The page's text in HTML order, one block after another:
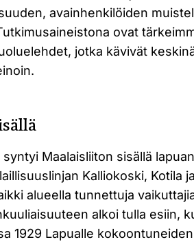
avainhenkilöiden
ovat
jotka kävivät
Maalaisliiton sisällä
Kalliokoski, Kotila
alueella tunnettuja
alkoi tulla esiin,
1929 Lapualle